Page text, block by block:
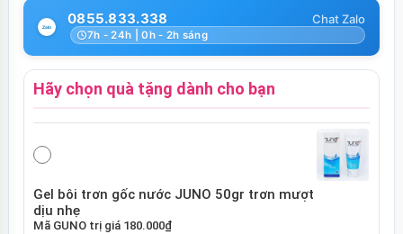
0855.833.338
7h - 24h | 0h - 2h sáng
Hãy chọn quà tặng dành cho bạn
Gel bôi trơn gốc nước JUNO 50gr trơn mượt
dịu nhẹ
Mã GUNOtrị giá 180.000₫